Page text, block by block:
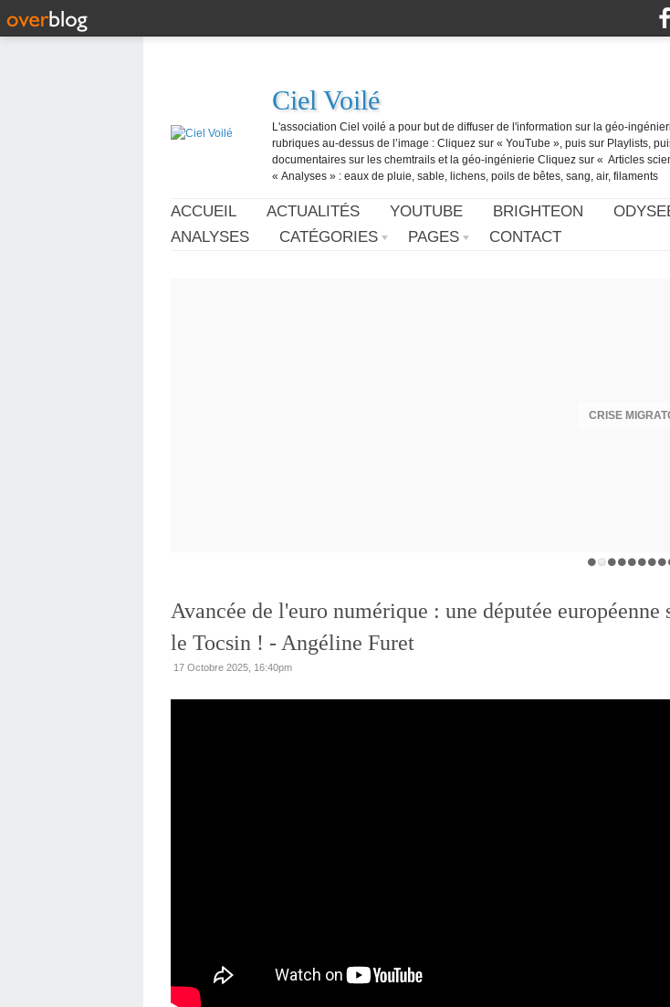
Ciel Voilé
L'association Ciel voilé a pour but de diffuser de l'information sur la géo-
rubriques au-dessus de l’image : Cliquez sur « YouTube », puis sur Playlists,
documentaires sur les chemtrails et la géo-ingénierie Cliquez sur « Articles
« Analyses » : eaux de pluie, sable, lichens, poils de bêtes, sang, air, filaments
ACCUEIL ACTUALITÉS YOUTUBE BRIGHTEON
ANALYSES
CATÉGORIES PAGES CONTACT
Avancée de l'euro numérique : une députée européenne
le Tocsin ! - Angéline Furet
17 Octobre 2025, 16:40pm